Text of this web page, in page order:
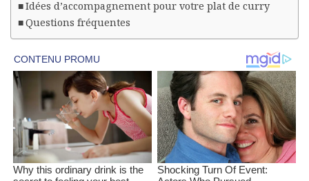
Idées d’accompagnement pour votre plat de curry
Questions fréquentes